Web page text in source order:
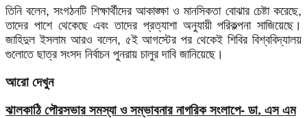
তিনি বলেন, সংগঠনটি শিক্ষার্থীদের আকাঙ্ক্ষা ও মানসিকতা বোঝার চেষ্টা করেছে,
তাদের পাশে থেকেছে এবং তাদের প্রত্যাশা অনুযায়ী পরিকল্পনা সাজিয়েছে।
জাহিদুল ইসলাম আরও বলেন, ৫ই আগস্টের পর থেকেই শিবির বিশ্ববিদ্যালয়
গুলোতে ছাত্র সংসদ নির্বাচন পুনরায় চালুর দাবি জানিয়েছে।
আরো দেখুন
ঝালকাঠি পৌরসভার সমস্যা ও সম্ভাবনার নাগরিক সংলাপে- ডা. এস এম